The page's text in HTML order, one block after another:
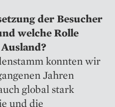
der Besucher
welche Rolle
konnten wir
Jahren
global stark
und die